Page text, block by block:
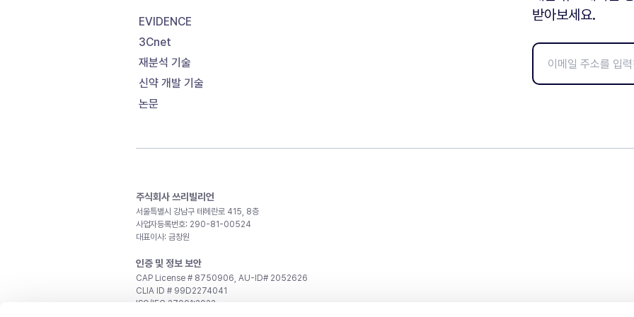
EVIDENCE
3Cnet
재분석 기술
신약 개발 기술
논문
받아보세요.
주식회사 쓰리빌리언
서울특별시 강남구 테헤란로 415, 8층
사업자등록번호: 290-81-00524
대표이사: 금창원
인증 및 정보 보안
CAP License # 8750906, AU-ID# 2052626
CLIA ID # 99D2274041
ISO/IEC 27001:2022